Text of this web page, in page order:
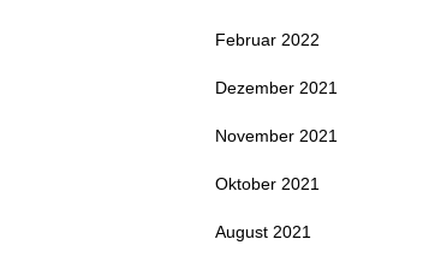
Februar 2022
Dezember 2021
November 2021
Oktober 2021
August 2021